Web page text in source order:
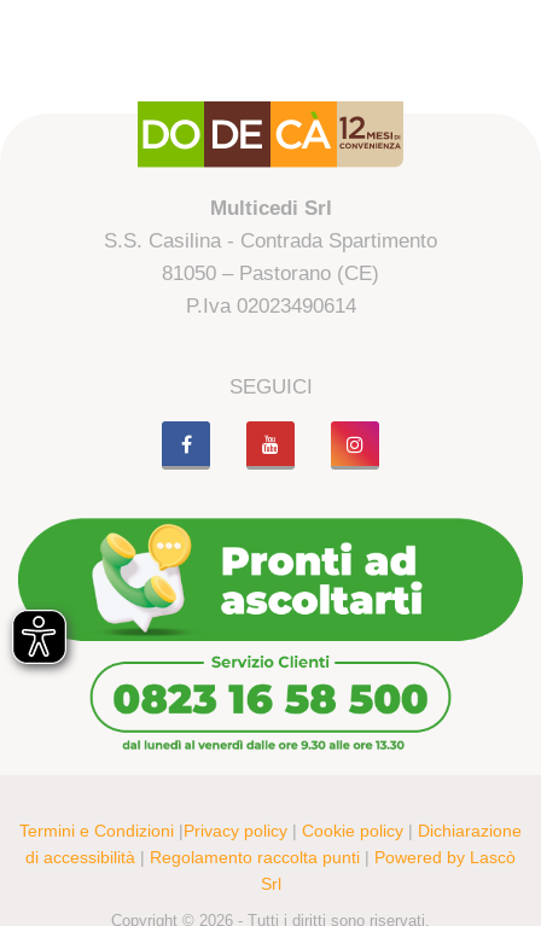
Multicedi Srl
S.S. Casilina - Contrada Spartimento
81050 – Pastorano (CE)
P.Iva 02023490614
SEGUICI
Copyright © 2026 - Tutti i diritti sono riservati.
Termini e Condizioni |Privacy policy | Cookie policy | Dichiarazione
di accessibilità | Regolamento raccolta punti | Powered by Lascò
Srl